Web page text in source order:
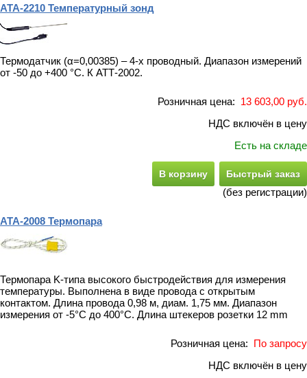
АТА-2210 Температурный зонд
Термодатчик (α=0,00385) – 4-x проводный. Диапазон измерений
от -50 до +400 °С. К АТТ-2002.
Розничная цена: 13 603,00 руб.
НДС включён в цену
Есть на складе
В корзину Быстрый заказ
(без регистрации)
АТА-2008 Термопара
Термопара K-типа высокого быстродействия для измерения
температуры. Выполнена в виде провода с открытым
контактом. Длина провода 0,98 м, диам. 1,75 мм. Диапазон
измерения от -5°С до 400°С. Длина штекеров розетки 12 mm
Розничная цена: По запросу
НДС включён в цену